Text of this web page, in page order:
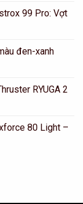
99 Pro: Vợt
đen-xanh
RYUGA 2
80 Light –